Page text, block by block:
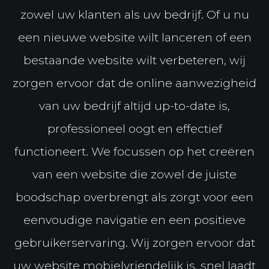
zowel uw klanten als uw bedrijf. Of u nu
een nieuwe website wilt lanceren of een
bestaande website wilt verbeteren, wij
zorgen ervoor dat de online aanwezigheid
van uw bedrijf altijd up-to-date is,
professioneel oogt en effectief
functioneert. We focussen op het creëren
van een website die zowel de juiste
boodschap overbrengt als zorgt voor een
eenvoudige navigatie en een positieve
gebruikerservaring. Wij zorgen ervoor dat
uw website mobielvriendelijk is, snel laadt